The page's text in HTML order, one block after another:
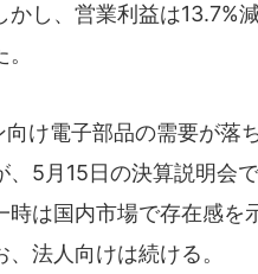
かし、営業利益は13.7%
け電子部品の需要が落
、5月15日の決算説明会
時は国内市場で存在感
法人向けは続ける。